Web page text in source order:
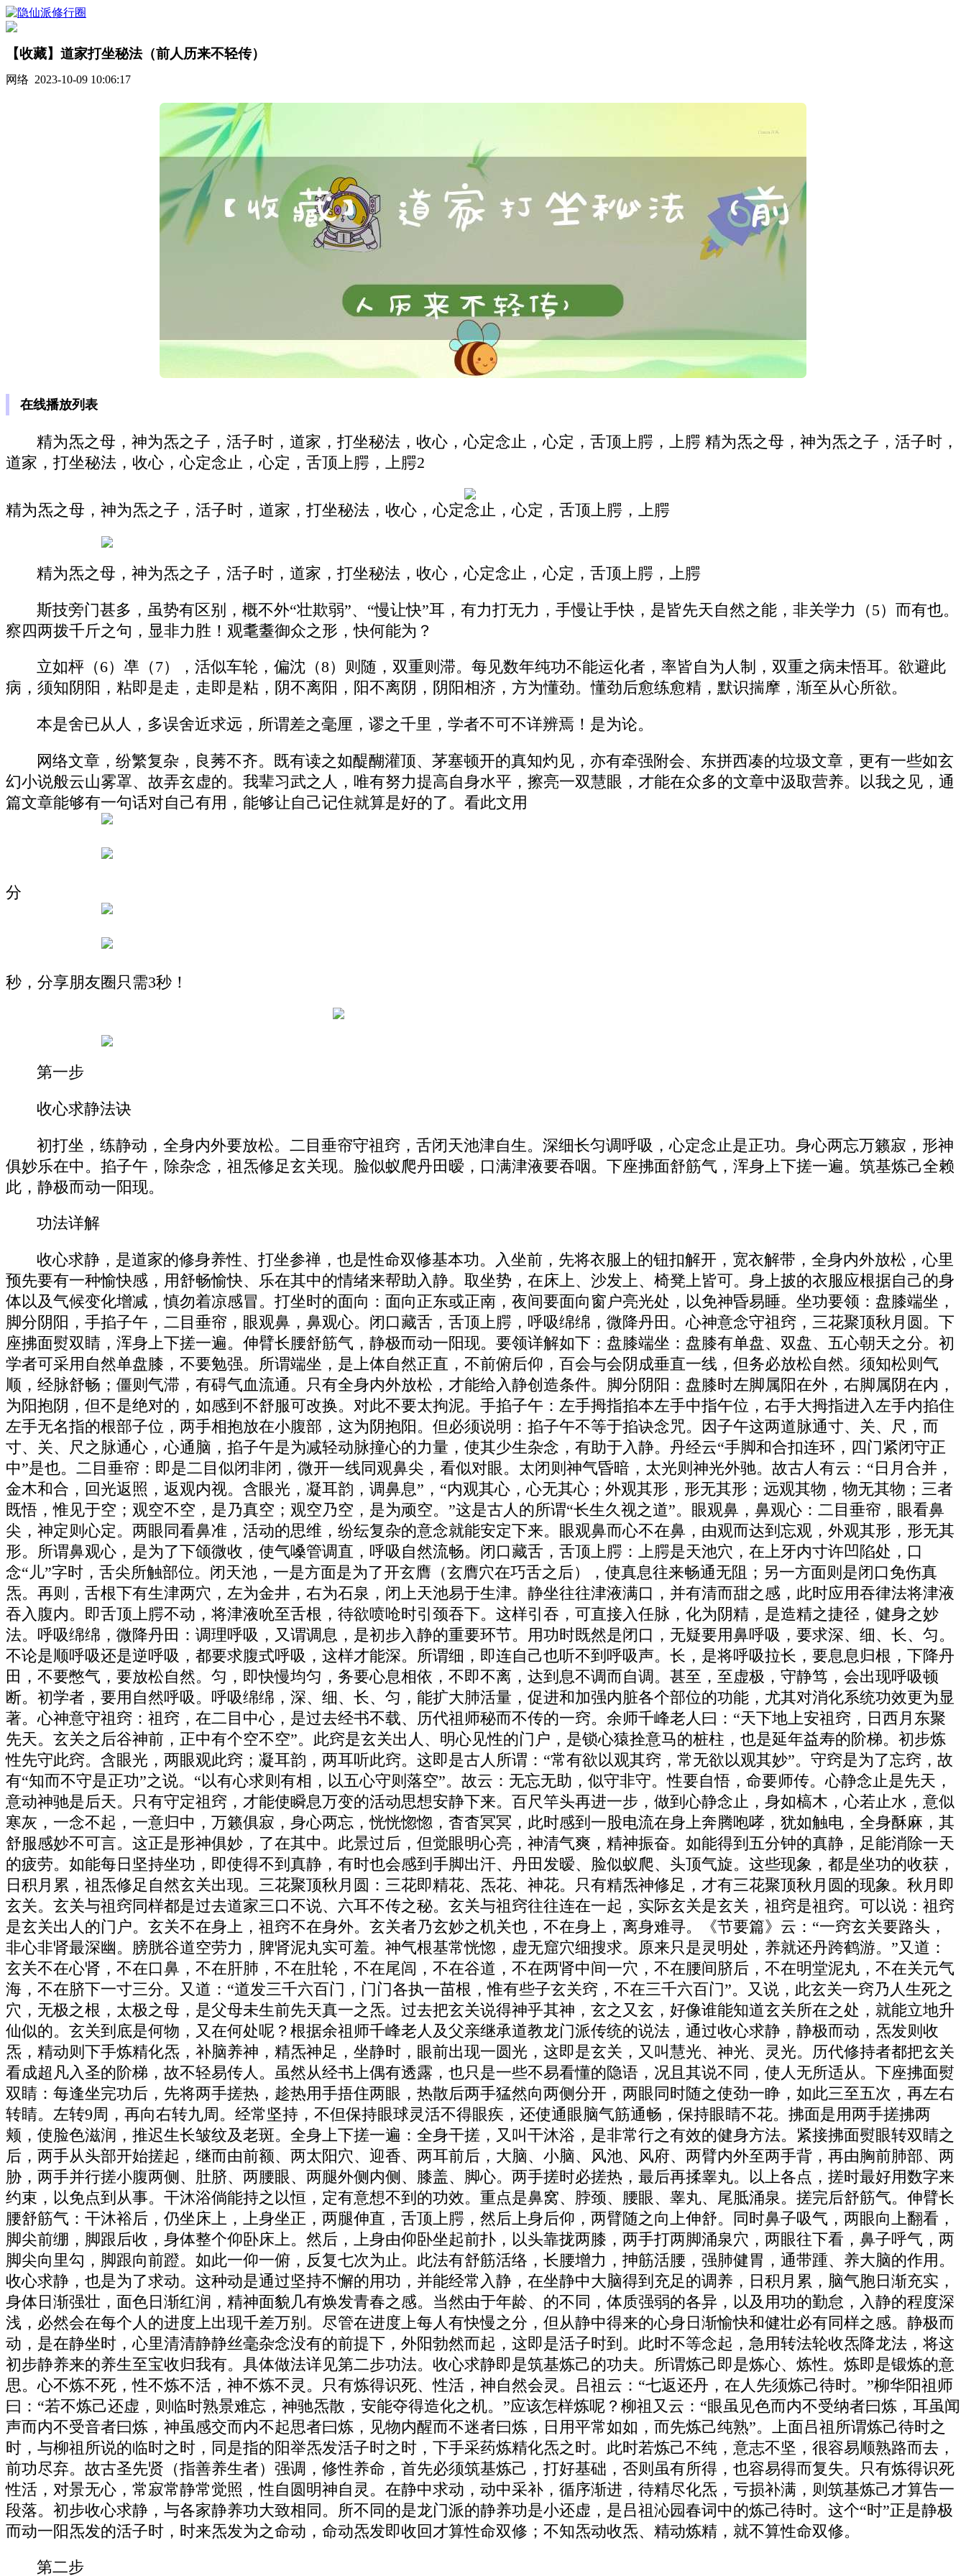
【收藏】道家打坐秘法（前人历来不轻传）
网络 2023-10-09 10:06:17
在线播放列表
精为炁之母，神为炁之子，活子时，道家，打坐秘法，收心，心定念止，心定，舌顶上腭，上腭 精为炁之母，神为炁之子，活子时，
道家，打坐秘法，收心，心定念止，心定，舌顶上腭，上腭2
精为炁之母，神为炁之子，活子时，道家，打坐秘法，收心，心定念止，心定，舌顶上腭，上腭
精为炁之母，神为炁之子，活子时，道家，打坐秘法，收心，心定念止，心定，舌顶上腭，上腭
斯技旁门甚多，虽势有区别，概不外“壮欺弱”、“慢让快”耳，有力打无力，手慢让手快，是皆先天自然之能，非关学力（5）而有也。
察四两拨千斤之句，显非力胜！观耄耋御众之形，快何能为？
立如枰（6）凖（7），活似车轮，偏沈（8）则随，双重则滞。每见数年纯功不能运化者，率皆自为人制，双重之病未悟耳。欲避此
病，须知阴阳，粘即是走，走即是粘，阴不离阳，阳不离阴，阴阳相济，方为懂劲。懂劲后愈练愈精，默识揣摩，渐至从心所欲。
本是舍已从人，多误舍近求远，所谓差之毫厘，谬之千里，学者不可不详辨焉！是为论。
网络文章，纷繁复杂，良莠不齐。既有读之如醍醐灌顶、茅塞顿开的真知灼见，亦有牵强附会、东拼西凑的垃圾文章，更有一些如玄
幻小说般云山雾罩、故弄玄虚的。我辈习武之人，唯有努力提高自身水平，擦亮一双慧眼，才能在众多的文章中汲取营养。以我之见，通
篇文章能够有一句话对自己有用，能够让自己记住就算是好的了。看此文用
分
秒，分享朋友圈只需3秒！
第一步
收心求静法诀
初打坐，练静动，全身内外要放松。二目垂帘守祖窍，舌闭天池津自生。深细长匀调呼吸，心定念止是正功。身心两忘万籁寂，形神
俱妙乐在中。掐子午，除杂念，祖炁修足玄关现。脸似蚁爬丹田暧，口满津液要吞咽。下座拂面舒筋气，浑身上下搓一遍。筑基炼己全赖
此，静极而动一阳现。
功法详解
收心求静，是道家的修身养性、打坐参禅，也是性命双修基本功。入坐前，先将衣服上的钮扣解开，宽衣解带，全身内外放松，心里
预先要有一种愉快感，用舒畅愉快、乐在其中的情绪来帮助入静。取坐势，在床上、沙发上、椅凳上皆可。身上披的衣服应根据自己的身
体以及气候变化增减，慎勿着凉感冒。打坐时的面向：面向正东或正南，夜间要面向窗户亮光处，以免神昏易睡。坐功要领：盘膝端坐，
脚分阴阳，手掐子午，二目垂帘，眼观鼻，鼻观心。闭口藏舌，舌顶上腭，呼吸绵绵，微降丹田。心神意念守祖窍，三花聚顶秋月圆。下
座拂面熨双睛，浑身上下搓一遍。伸臂长腰舒筋气，静极而动一阳现。要领详解如下：盘膝端坐：盘膝有单盘、双盘、五心朝天之分。初
学者可采用自然单盘膝，不要勉强。所谓端坐，是上体自然正直，不前俯后仰，百会与会阴成垂直一线，但务必放松自然。须知松则气
顺，经脉舒畅；僵则气滞，有碍气血流通。只有全身内外放松，才能给入静创造条件。脚分阴阳：盘膝时左脚属阳在外，右脚属阴在内，
为阳抱阴，但不是绝对的，如感到不舒服可改换。对此不要太拘泥。手掐子午：左手拇指掐本左手中指午位，右手大拇指进入左手内掐住
左手无名指的根部子位，两手相抱放在小腹部，这为阴抱阳。但必须说明：掐子午不等于掐诀念咒。因子午这两道脉通寸、关、尺，而
寸、关、尺之脉通心，心通脑，掐子午是为减轻动脉撞心的力量，使其少生杂念，有助于入静。丹经云“手脚和合扣连环，四门紧闭守正
中”是也。二目垂帘：即是二目似闭非闭，微开一线同观鼻尖，看似对眼。太闭则神气昏暗，太光则神光外驰。故古人有云：“日月合并，
金木和合，回光返照，返观内视。含眼光，凝耳韵，调鼻息”，“内观其心，心无其心；外观其形，形无其形；远观其物，物无其物；三者
既悟，惟见于空；观空不空，是乃真空；观空乃空，是为顽空。”这是古人的所谓“长生久视之道”。眼观鼻，鼻观心：二目垂帘，眼看鼻
尖，神定则心定。两眼同看鼻准，活动的思维，纷纭复杂的意念就能安定下来。眼观鼻而心不在鼻，由观而达到忘观，外观其形，形无其
形。所谓鼻观心，是为了下颌微收，使气嗓管调直，呼吸自然流畅。闭口藏舌，舌顶上腭：上腭是天池穴，在上牙内寸许凹陷处，口
念“儿”字时，舌尖所触部位。闭天池，一是方面是为了开玄膺（玄膺穴在巧舌之后），使真息往来畅通无阻；另一方面则是闭口免伤真
炁。再则，舌根下有生津两穴，左为金井，右为石泉，闭上天池易于生津。静坐往往津液满口，并有清而甜之感，此时应用吞律法将津液
吞入腹内。即舌顶上腭不动，将津液吮至舌根，待欲喷呛时引颈吞下。这样引吞，可直接入任脉，化为阴精，是造精之捷径，健身之妙
法。呼吸绵绵，微降丹田：调理呼吸，又谓调息，是初步入静的重要环节。用功时既然是闭口，无疑要用鼻呼吸，要求深、细、长、匀。
不论是顺呼吸还是逆呼吸，都要求腹式呼吸，这样才能深。所谓细，即连自己也听不到呼吸声。长，是将呼吸拉长，要息息归根，下降丹
田，不要憋气，要放松自然。匀，即快慢均匀，务要心息相依，不即不离，达到息不调而自调。甚至，至虚极，守静笃，会出现呼吸顿
断。初学者，要用自然呼吸。呼吸绵绵，深、细、长、匀，能扩大肺活量，促进和加强内脏各个部位的功能，尤其对消化系统功效更为显
著。心神意守祖窍：祖窍，在二目中心，是过去经书不载、历代祖师秘而不传的一窍。余师千峰老人曰：“天下地上安祖窍，日西月东聚
先天。玄关之后谷神前，正中有个空不空”。此窍是玄关出人、明心见性的门户，是锁心猿拴意马的桩柱，也是延年益寿的阶梯。初步炼
性先守此窍。含眼光，两眼观此窍；凝耳韵，两耳听此窍。这即是古人所谓：“常有欲以观其窍，常无欲以观其妙”。守窍是为了忘窍，故
有“知而不守是正功”之说。“以有心求则有相，以五心守则落空”。故云：无忘无助，似守非守。性要自悟，命要师传。心静念止是先天，
意动神驰是后天。只有守定祖窍，才能使瞬息万变的活动思想安静下来。百尺竿头再进一步，做到心静念止，身如槁木，心若止水，意似
寒灰，一念不起，一意归中，万籁俱寂，身心两忘，恍恍惚惚，杳杳冥冥，此时感到一股电流在身上奔腾咆哮，犹如触电，全身酥麻，其
舒服感妙不可言。这正是形神俱妙，了在其中。此景过后，但觉眼明心亮，神清气爽，精神振奋。如能得到五分钟的真静，足能消除一天
的疲劳。如能每日坚持坐功，即使得不到真静，有时也会感到手脚出汗、丹田发暧、脸似蚁爬、头顶气旋。这些现象，都是坐功的收获，
日积月累，祖炁修足自然玄关出现。三花聚顶秋月圆：三花即精花、炁花、神花。只有精炁神修足，才有三花聚顶秋月圆的现象。秋月即
玄关。玄关与祖窍同样都是过去道家三口不说、六耳不传之秘。玄关与祖窍往往连在一起，实际玄关是玄关，祖窍是祖窍。可以说：祖窍
是玄关出人的门户。玄关不在身上，祖窍不在身外。玄关者乃玄妙之机关也，不在身上，离身难寻。《节要篇》云：“一窍玄关要路头，
非心非肾最深幽。膀胱谷道空劳力，脾肾泥丸实可羞。神气根基常恍惚，虚无窟穴细搜求。原来只是灵明处，养就还丹跨鹤游。”又道：
玄关不在心肾，不在口鼻，不在肝肺，不在肚轮，不在尾闾，不在谷道，不在两肾中间一穴，不在腰间脐后，不在明堂泥丸，不在关元气
海，不在脐下一寸三分。又道：“道发三千六百门，门门各执一苗根，惟有些子玄关窍，不在三千六百门”。又说，此玄关一窍乃人生死之
穴，无极之根，太极之母，是父母未生前先天真一之炁。过去把玄关说得神乎其神，玄之又玄，好像谁能知道玄关所在之处，就能立地升
仙似的。玄关到底是何物，又在何处呢？根据余祖师千峰老人及父亲继承道教龙门派传统的说法，通过收心求静，静极而动，炁发则收
炁，精动则下手炼精化炁，补脑养神，精炁神足，坐静时，眼前出现一圆光，这即是玄关，又叫慧光、神光、灵光。历代修持者都把玄关
看成超凡入圣的阶梯，故不轻易传人。虽然从经书上偶有透露，也只是一些不易看懂的隐语，况且其说不同，使人无所适从。下座拂面熨
双睛：每逢坐完功后，先将两手搓热，趁热用手捂住两眼，热散后两手猛然向两侧分开，两眼同时随之使劲一睁，如此三至五次，再左右
转睛。左转9周，再向右转九周。经常坚持，不但保持眼球灵活不得眼疾，还使通眼脑气筋通畅，保持眼睛不花。拂面是用两手搓拂两
颊，使脸色滋润，推迟生长皱纹及老斑。全身上下搓一遍：全身干搓，又叫干沐浴，是非常行之有效的健身方法。紧接拂面熨眼转双睛之
后，两手从头部开始搓起，继而由前额、两太阳穴、迎香、两耳前后，大脑、小脑、风池、风府、两臂内外至两手背，再由胸前肺部、两
胁，两手并行搓小腹两侧、肚脐、两腰眼、两腿外侧内侧、膝盖、脚心。两手搓时必搓热，最后再揉睾丸。以上各点，搓时最好用数字来
约束，以免点到从事。干沐浴倘能持之以恒，定有意想不到的功效。重点是鼻窝、脖颈、腰眼、睾丸、尾胝涌泉。搓完后舒筋气。伸臂长
腰舒筋气：干沐裕后，仍坐床上，上身坐正，两腿伸直，舌顶上腭，然后上身后仰，两臂随之向上伸舒。同时鼻子吸气，两眼向上翻看，
脚尖前绷，脚跟后收，身体整个仰卧床上。然后，上身由仰卧坐起前扑，以头靠拢两膝，两手打两脚涌泉穴，两眼往下看，鼻子呼气，两
脚尖向里勾，脚跟向前蹬。如此一仰一俯，反复七次为止。此法有舒筋活络，长腰增力，抻筋活腰，强肺健胃，通带踵、养大脑的作用。
收心求静，也是为了求动。这种动是通过坚持不懈的用功，并能经常入静，在坐静中大脑得到充足的调养，日积月累，脑气胞日渐充实，
身体日渐强壮，面色日渐红润，精神面貌几有焕发青春之感。当然由于年龄、的不同，体质强弱的各异，以及用功的勤怠，入静的程度深
浅，必然会在每个人的进度上出现千差万别。尽管在进度上每人有快慢之分，但从静中得来的心身日渐愉快和健壮必有同样之感。静极而
动，是在静坐时，心里清清静静丝毫杂念没有的前提下，外阳勃然而起，这即是活子时到。此时不等念起，急用转法轮收炁降龙法，将这
初步静养来的养生至宝收归我有。具体做法详见第二步功法。收心求静即是筑基炼己的功夫。所谓炼己即是炼心、炼性。炼即是锻炼的意
思。心不炼不死，性不炼不活，神不炼不灵。只有炼得识死、性活，神自然会灵。吕祖云：“七返还丹，在人先须炼己待时。”柳华阳祖师
曰：“若不炼己还虚，则临时熟景难忘，神驰炁散，安能夺得造化之机。”应该怎样炼呢？柳祖又云：“眼虽见色而内不受纳者曰炼，耳虽闻
声而内不受音者曰炼，神虽感交而内不起思者曰炼，见物内醒而不迷者曰炼，日用平常如如，而先炼己纯熟”。上面吕祖所谓炼己待时之
时，与柳祖所说的临时之时，同是指的阳举炁发活子时之时，下手采药炼精化炁之时。此时若炼己不纯，意志不坚，很容易顺熟路而去，
前功尽弃。故古圣先贤（指善养生者）强调，修性养命，首先必须筑基炼己，打好基础，否则虽有所得，也容易得而复失。只有炼得识死
性活，对景无心，常寂常静常觉照，性自圆明神自灵。在静中求动，动中采补，循序渐进，待精尽化炁，亏损补满，则筑基炼己才算告一
段落。初步收心求静，与各家静养功大致相同。所不同的是龙门派的静养功是小还虚，是吕祖沁园春词中的炼己待时。这个“时”正是静极
而动一阳炁发的活子时，时来炁发为之命动，命动炁发即收回才算性命双修；不知炁动收炁、精动炼精，就不算性命双修。
第二步